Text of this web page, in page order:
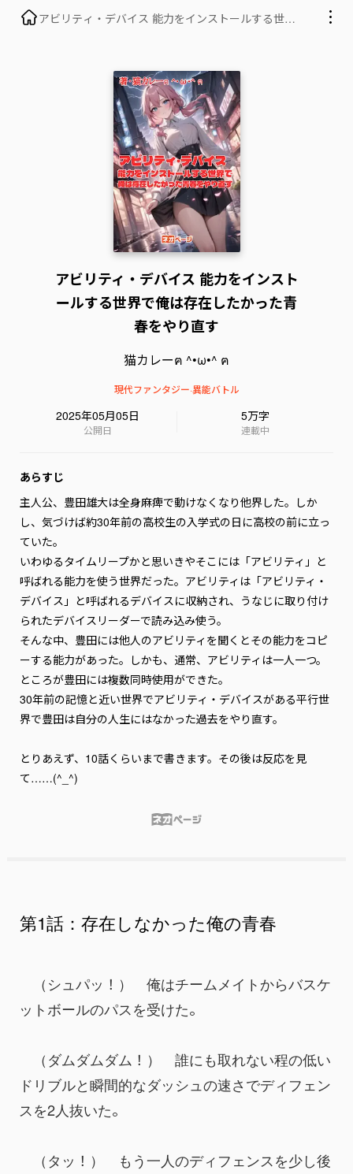
アビリティ・デバイス 能力をインストールする世界
アビリティ・デバイス 能力をインスト
ールする世界で俺は存在したかった青
春をやり直す
猫カレーฅ ^•ω•^ ฅ
現代ファンタジー·異能バトル
2025年05月05日
公開日
5万字
連載中
あらすじ
主人公、豊田雄大は全身麻痺で動けなくなり他界した。しか
し、気づけば約30年前の高校生の入学式の日に高校の前に立っ
ていた。
いわゆるタイムリープかと思いきやそこには「アビリティ」と
呼ばれる能力を使う世界だった。アビリティは「アビリティ・
デバイス」と呼ばれるデバイスに収納され、うなじに取り付け
られたデバイスリーダーで読み込み使う。
そんな中、豊田には他人のアビリティを聞くとその能力をコピ
ーする能力があった。しかも、通常、アビリティは一人一つ。
ところが豊田には複数同時使用ができた。
30年前の記憶と近い世界でアビリティ・デバイスがある平行世
界で豊田は自分の人生にはなかった過去をやり直す。
とりあえず、10話くらいまで書きます。その後は反応を見
て……(^_^)
第1話：存在しなかった俺の青春
（シュパッ！）　俺はチームメイトからバスケ
ットボールのパスを受けた。
（ダムダムダム！）　誰にも取れない程の低い
ドリブルと瞬間的なダッシュの速さでディフェン
スを2人抜いた。
（タッ！）　もう一人のディフェンスを少し後